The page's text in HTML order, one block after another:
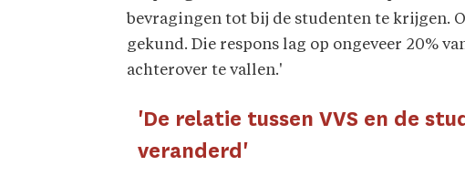
bevragingen tot bij de studenten te krijgen.
gekund. Die respons lag op ongeveer 20%
achterover te vallen.'
'De relatie tussen VVS en de
veranderd'